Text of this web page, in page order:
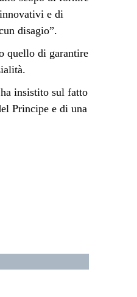
e di
disagio”.
quello di garantire
insistito sul fatto
Principe e di una